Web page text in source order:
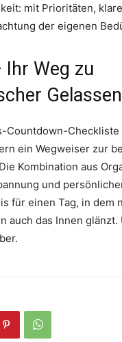
mit Prioritäten,
der eigenen
Ihr Weg zu
Countdown-
ein Wegweiser zur
Kombination aus
und
für einen Tag, in dem
auch das Innen